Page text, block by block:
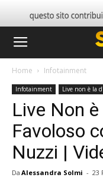
Home Infotainment
Infotainment Live non è la
Live Non è
Favoloso
Nuzzi |
Da Alessandra Solmi - 23